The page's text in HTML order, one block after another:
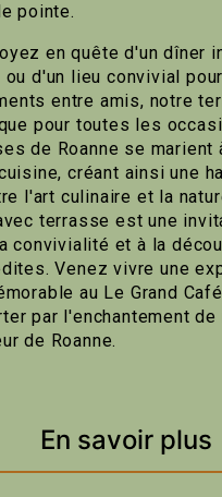
pointe.
en quête d'un dîner
d'un lieu convivial
entre amis, notre
pour toutes les
de Roanne se marient
créant ainsi une
l'art culinaire et la
terrasse est une
convivialité et à la
Venez vivre une
au Le Grand
par l'enchantement
de Roanne.
En savoir plus